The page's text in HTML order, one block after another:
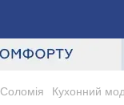
Кухонний